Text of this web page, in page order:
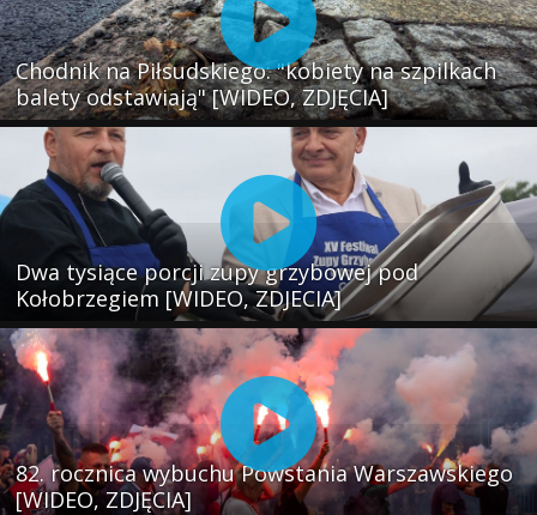
Chodnik na Piłsudskiego: "kobiety na szpilkach
balety odstawiają" [WIDEO, ZDJĘCIA]
Dwa tysiące porcji zupy grzybowej pod
Kołobrzegiem [WIDEO, ZDJECIA]
82. rocznica wybuchu Powstania Warszawskiego
[WIDEO, ZDJĘCIA]